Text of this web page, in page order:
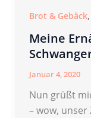
Brot & Gebäck,
Meine
Januar 4, 2020
Nun grüßt
– wow, unser